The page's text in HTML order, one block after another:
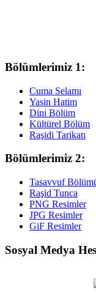
Bölümlerimiz 1:
Cuma Selamı
Yasin Hatim
Dini Bölüm
Kültürel Bölüm
Raşidi Tarikatı
Bölümlerimiz 2:
Tasavvuf
Raşid Tunca
PNG Resimler
JPG Resimler
GiF Resimler
Sosyal Medya